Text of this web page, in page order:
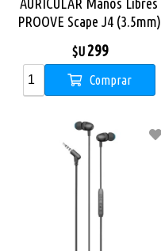
AURICULAR Manos Libres
PROOVE Scape J4 (3.5mm)
$U299
Comprar